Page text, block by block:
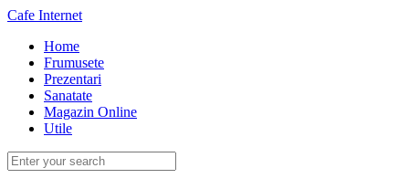
Cafe Internet
Home
Frumusete
Prezentari
Sanatate
Magazin Online
Utile